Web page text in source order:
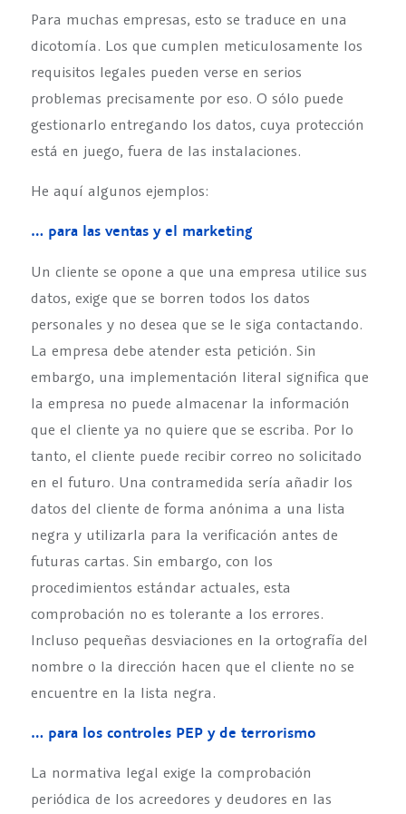
Para muchas empresas, esto se traduce en una
dicotomía. Los que cumplen meticulosamente los
requisitos legales pueden verse en serios
problemas precisamente por eso. O sólo puede
gestionarlo entregando los datos, cuya protección
está en juego, fuera de las instalaciones.
He aquí algunos ejemplos:
… para las ventas y el marketing
Un cliente se opone a que una empresa utilice sus
datos, exige que se borren todos los datos
personales y no desea que se le siga contactando.
La empresa debe atender esta petición. Sin
embargo, una implementación literal significa que
la empresa no puede almacenar la información
que el cliente ya no quiere que se escriba. Por lo
tanto, el cliente puede recibir correo no solicitado
en el futuro. Una contramedida sería añadir los
datos del cliente de forma anónima a una lista
negra y utilizarla para la verificación antes de
futuras cartas. Sin embargo, con los
procedimientos estándar actuales, esta
comprobación no es tolerante a los errores.
Incluso pequeñas desviaciones en la ortografía del
nombre o la dirección hacen que el cliente no se
encuentre en la lista negra.
… para los controles PEP y de terrorismo
La normativa legal exige la comprobación
periódica de los acreedores y deudores en las